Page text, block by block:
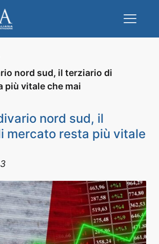
nord sud, il terziario di
più vitale che mai
nord sud, il
mercato resta più vitale